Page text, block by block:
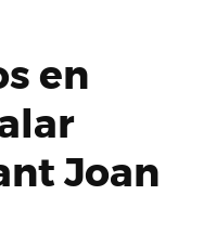
en
Joan